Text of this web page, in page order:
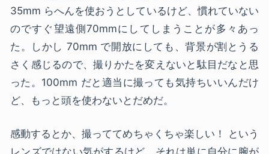
35mm らへんを使おうとしているけど、慣れていない
のですぐ望遠側70mmにしてしまうことが多々あっ
た。しかし 70mm で開放にしても、背景が割とうる
さく感じるので、撮りかたを変えないと駄目だなと思
った。100mm だと適当に撮っても気持ちいいんだけ
ど、もっと頭を使わないとだめだ。
感動するとか、撮っててめちゃくちゃ楽しい！ という
レンズではない気がするけど、それは単に自分に腕が